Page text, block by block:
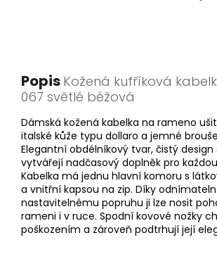
Popis Kožená kufříková
067 světlé béžová
Dámská kožená kabelka na rameno
italské kůže typu dollaro a jemné
Elegantní obdélníkový tvar, čistý
vytvářejí nadčasový doplněk pro
Kabelka má jednu hlavní komoru s
a vnitřní kapsou na zip. Díky
nastavitelnému popruhu ji lze nosit
rameni i v ruce. Spodní kovové nožky
poškozením a zároveň podtrhují její